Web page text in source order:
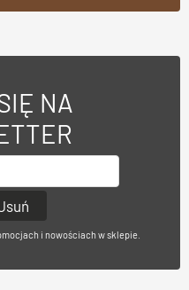
NA
i nowościach w sklepie.